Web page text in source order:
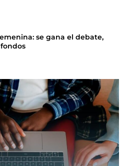
se gana el debate,